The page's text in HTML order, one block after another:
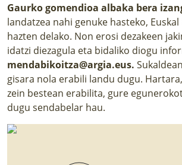
Gaurko gomendioa albaka bera
landatzea nahi genuke hasteko,
hazten delako. Non erosi dezakeen
idatzi diezagula eta bidaliko diogu
mendabikoitza@argia.eus.
gisara nola erabili landu dugu.
zein bestean erabilita, gure
dugu sendabelar hau.